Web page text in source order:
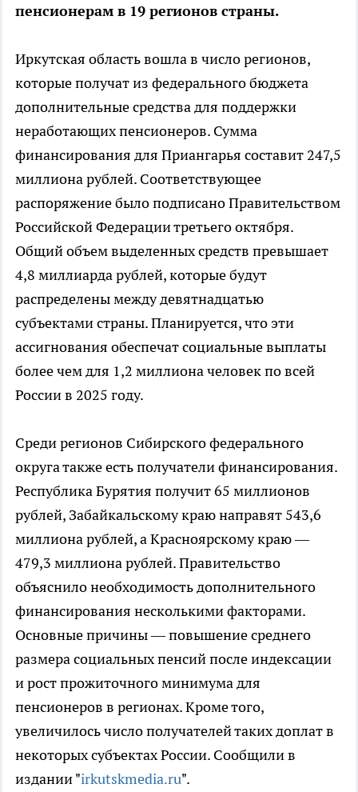
пенсионерам в 19 регионов страны.
Иркутская область вошла в число регионов,
которые получат из федерального бюджета
дополнительные средства для поддержки
неработающих пенсионеров. Сумма
финансирования для Приангарья составит 247,5
миллиона рублей. Соответствующее
распоряжение было подписано Правительством
Российской Федерации третьего октября.
Общий объем выделенных средств превышает
4,8 миллиарда рублей, которые будут
распределены между девятнадцатью
субъектами страны. Планируется, что эти
ассигнования обеспечат социальные выплаты
более чем для 1,2 миллиона человек по всей
России в 2025 году.
Среди регионов Сибирского федерального
округа также есть получатели финансирования.
Республика Бурятия получит 65 миллионов
рублей, Забайкальскому краю направят 543,6
миллиона рублей, а Красноярскому краю —
479,3 миллиона рублей. Правительство
объяснило необходимость дополнительного
финансирования несколькими факторами.
Основные причины — повышение среднего
размера социальных пенсий после индексации
и рост прожиточного минимума для
пенсионеров в регионах. Кроме того,
увеличилось число получателей таких доплат в
некоторых субъектах России. Сообщили в
издании "irkutskmedia.ru".